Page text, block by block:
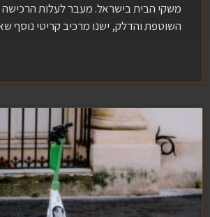
משקי הבית בישראל. מעבר לעלות
השוטפת והדלק, ישנו מרכיב קריטי נוסף